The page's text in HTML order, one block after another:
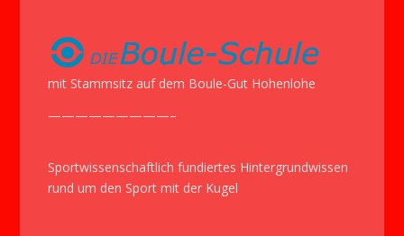
mit Stammsitz auf dem Boule-Gut Hohenlohe
—————————–
Sportwissenschaftlich fundiertes Hintergrundwissen
rund um den Sport mit der Kugel